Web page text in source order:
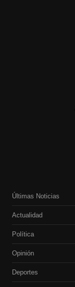
Últimas Noticias
Actualidad
Política
Opinión
Deportes